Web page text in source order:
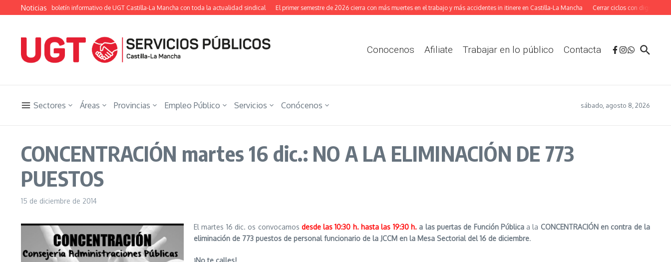
Saltar al contenido
Noticias
Ugetista», el boletín informativo de UGT Castilla-La Mancha con toda la actualidad sindical El primer semestre de 2026 cierra con más muertes en el trabajo y más accidentes in itinere en Castilla-La Mancha Cerrar ciclos con dignidad:
Conocenos Afiliate Trabajar en lo público Contacta
Sectores Áreas Provincias Empleo Público Servicios Conócenos sábado, agosto 8, 2026
CONCENTRACIÓN martes 16 dic.: NO A LA ELIMINACIÓN DE 773
PUESTOS
15 de diciembre de 2014
El martes 16 dic. os convocamos desde las 10:30 h. hasta las 19:30 h. a las puertas de Función Pública a la CONCENTRACIÓN en contra de la
eliminación de 773 puestos de personal funcionario de la JCCM en la Mesa Sectorial del 16 de diciembre.
¡No te calles!